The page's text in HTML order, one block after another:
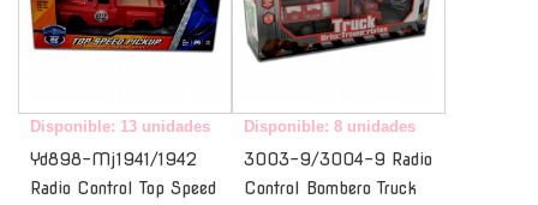
Disponible: 13 unidades
Yd898-Mj1941/1942
Radio Control Top Speed
Disponible: 8 unidades
3003-9/3004-9 Radio
Control Bombero Truck